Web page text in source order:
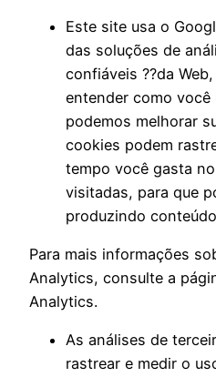
Este site usa o
das soluções de
confiáveis ??da
entender como você
podemos melhorar
cookies podem
tempo você gasta
visitadas, para que
produzindo
Para mais informações
Analytics, consulte a
Analytics.
As análises de
rastrear e medir o